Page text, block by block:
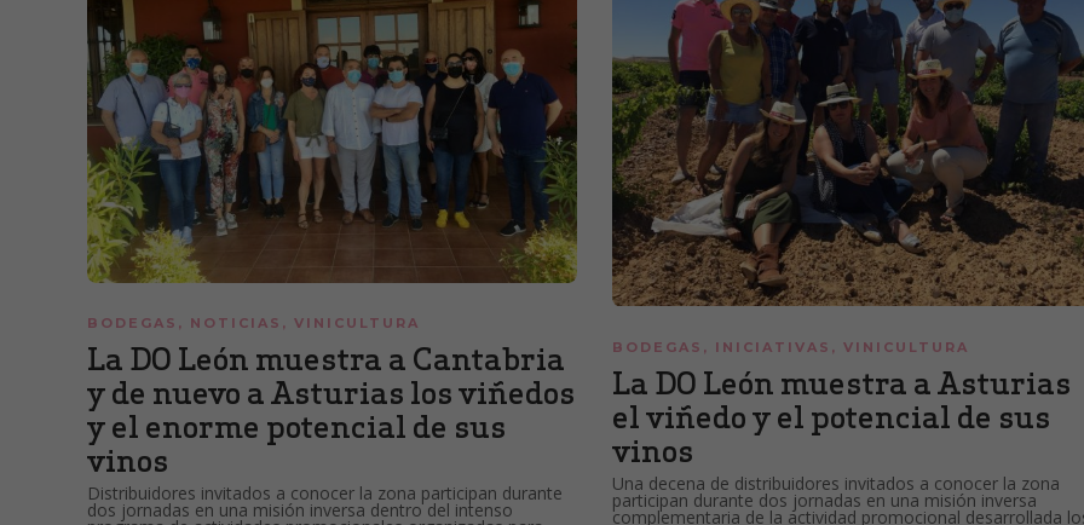
BODEGAS , NOTICIAS , VINICULTURA
La DO León muestra a Cantabria
y de nuevo a Asturias los viñedos
y el enorme potencial de sus
vinos
Distribuidores invitados a conocer la zona participan durante
dos jornadas en una misión inversa dentro del intenso
BODEGAS , INICIATIVAS , VINICULTURA
La DO León muestra a Asturias
el viñedo y el potencial de sus
vinos
Una decena de distribuidores invitados a conocer la zona
participan durante dos jornadas en una misión inversa
complementaria de la actividad promocional desarrollada